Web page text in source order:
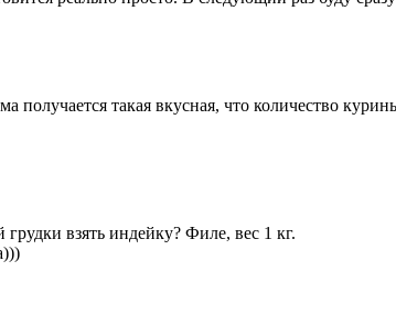
получается такая вкусная, что количество
взять индейку? Филе, вес 1 кг.